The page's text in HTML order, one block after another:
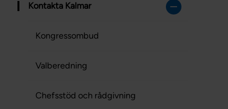
Kontakta Kalmar
Kongressombud
Valberedning
Chefsstöd och rådgivning